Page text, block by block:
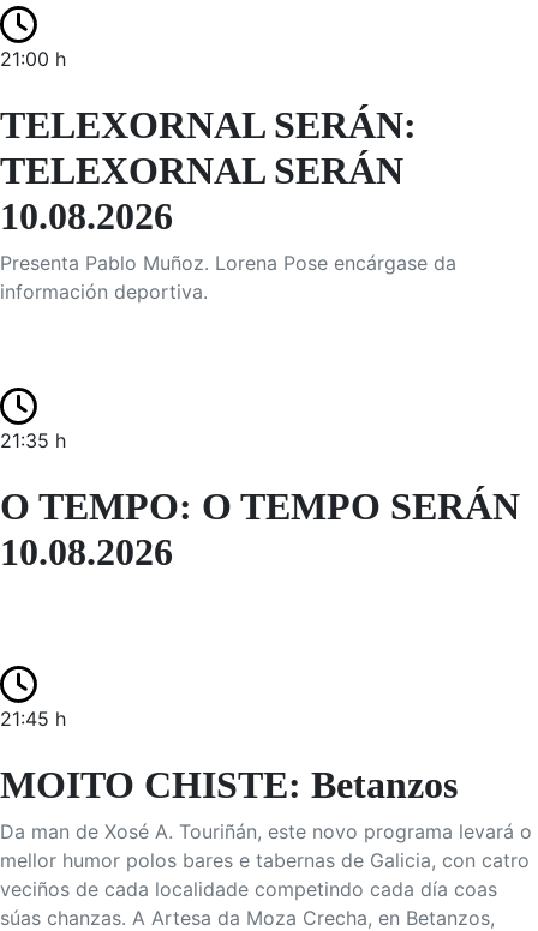
21:00 h
TELEXORNAL SERÁN:
TELEXORNAL SERÁN
10.08.2026
Presenta Pablo Muñoz. Lorena Pose encárgase da
información deportiva.
21:35 h
O TEMPO: O TEMPO SERÁN
10.08.2026
21:45 h
MOITO CHISTE: Betanzos
Da man de Xosé A. Touriñán, este novo programa levará o
mellor humor polos bares e tabernas de Galicia, con catro
veciños de cada localidade competindo cada día coas
súas chanzas. A Artesa da Moza Crecha, en Betanzos,